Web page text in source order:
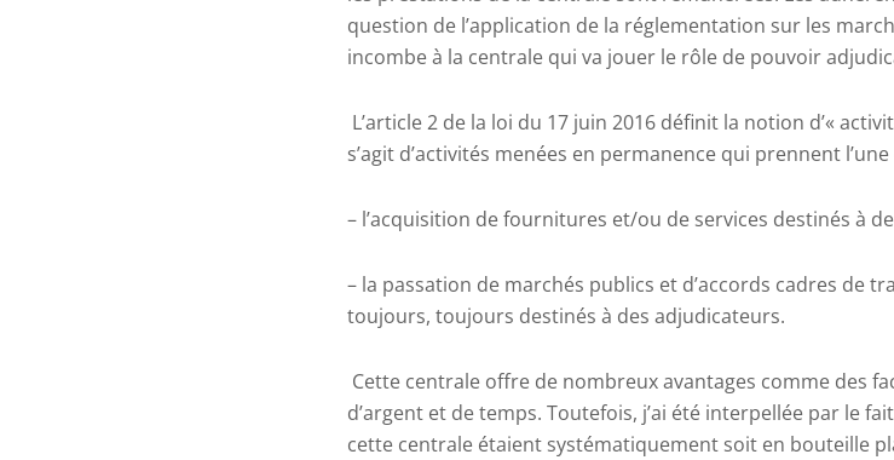
question de l’application de la réglementation sur les
incombe à la centrale qui va jouer le rôle de pouvoir
L’article 2 de la loi du 17 juin 2016 définit la notion d’«
s’agit d’activités menées en permanence qui prennent
– l’acquisition de fournitures et/ou de services destinés à
– la passation de marchés publics et d’accords cadres de
toujours, toujours destinés à des adjudicateurs.
Cette centrale offre de nombreux avantages comme des
d’argent et de temps. Toutefois, j’ai été interpellée par le
cette centrale étaient systématiquement soit en bouteille